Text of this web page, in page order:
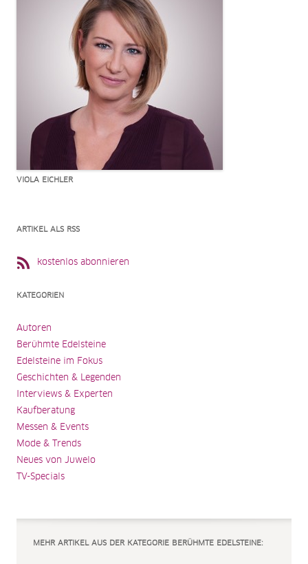
VIOLA EICHLER
ARTIKEL ALS RSS
kostenlos abonnieren
KATEGORIEN
Autoren
Berühmte Edelsteine
Edelsteine im Fokus
Geschichten & Legenden
Interviews & Experten
Kaufberatung
Messen & Events
Mode & Trends
Neues von Juwelo
TV-Specials
MEHR ARTIKEL AUS DER KATEGORIE BERÜHMTE EDELSTEINE: